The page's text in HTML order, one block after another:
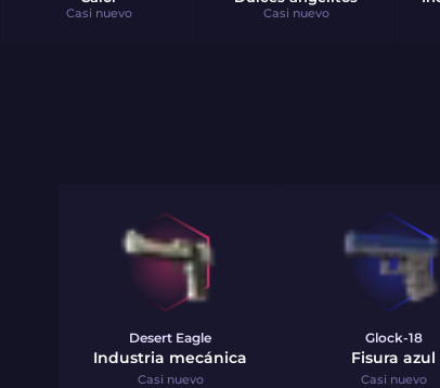
Casi nuevo Casi nuevo
Desert Eagle
Industria mecánica
Casi nuevo
Glock-18
Fisura azul
Casi nuevo